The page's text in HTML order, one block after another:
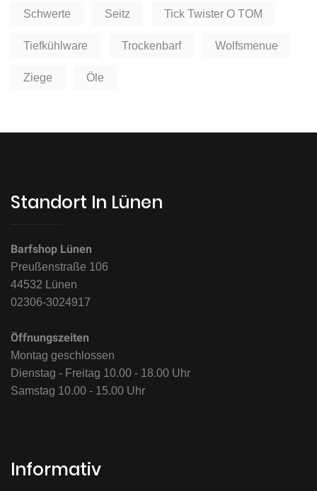
Schwerte Seitz Tick Twister O TOM
Tiefkühlware Trockenbarf Wolfsmenue
Ziege Öle
Standort In Lünen
Barfshop Lünen
Preußenstraße 106
44532 Lünen
02306-3024917
Öffnungszeiten
Montag geschlossen
Dienstag - Freitag 10.00 - 18.00 Uhr
Samstag 10.00 - 15.00 Uhr
Informativ